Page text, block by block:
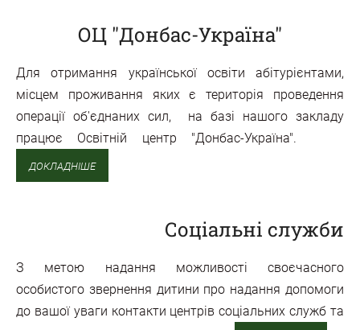
ОЦ "Донбас-Україна"
Для отримання української освіти абітурієнтами,
місцем проживання яких є територія проведення
операції об'єднаних сил, на базі нашого закладу
працює Освітній центр "Донбас-Україна".
ДОКЛАДНІШЕ
Соціальні служби
З метою надання можливості своєчасного
особистого звернення дитини про надання допомоги
до вашої уваги контакти центрів соціальних служб та